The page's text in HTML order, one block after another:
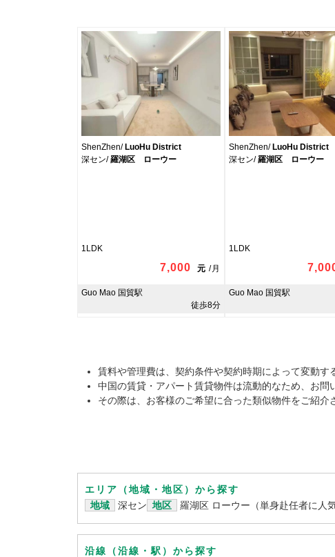
ShenZhen/LuoHu District
深セン/羅湖区 ローウー
1LDK
7,000 元 /月
Guo Mao 国貿駅
徒歩8分
ShenZhen/LuoHu District
深セン/羅湖区 ローウー
1LDK
Guo Mao 国貿駅
賃料や管理費は、契約条件や契約時期によって変動す
中国の賃貸・アパート賃貸物件は流動的なため、お問
その際は、お客様のご希望に合った類似物件をご紹介
エリア（地域・地区）から探す
地域
深セン 地区 羅湖区 ローウー（単身赴任者に人
沿線（沿線・駅）から探す